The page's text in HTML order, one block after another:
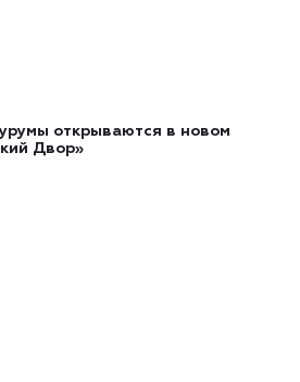
открываются в новом
Двор»